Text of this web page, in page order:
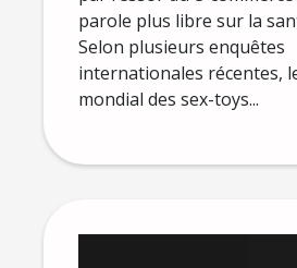
parole plus libre sur la
Selon plusieurs enquêtes
internationales récentes,
mondial des sex-toys...